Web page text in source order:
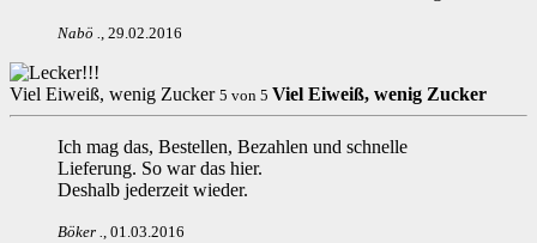
Nabö ., 29.02.2016
Viel Eiweiß, wenig Zucker 5 von 5 Viel Eiweiß, wenig Zucker
Ich mag das, Bestellen, Bezahlen und schnelle
Lieferung. So war das hier.
Deshalb jederzeit wieder.
Böker ., 01.03.2016